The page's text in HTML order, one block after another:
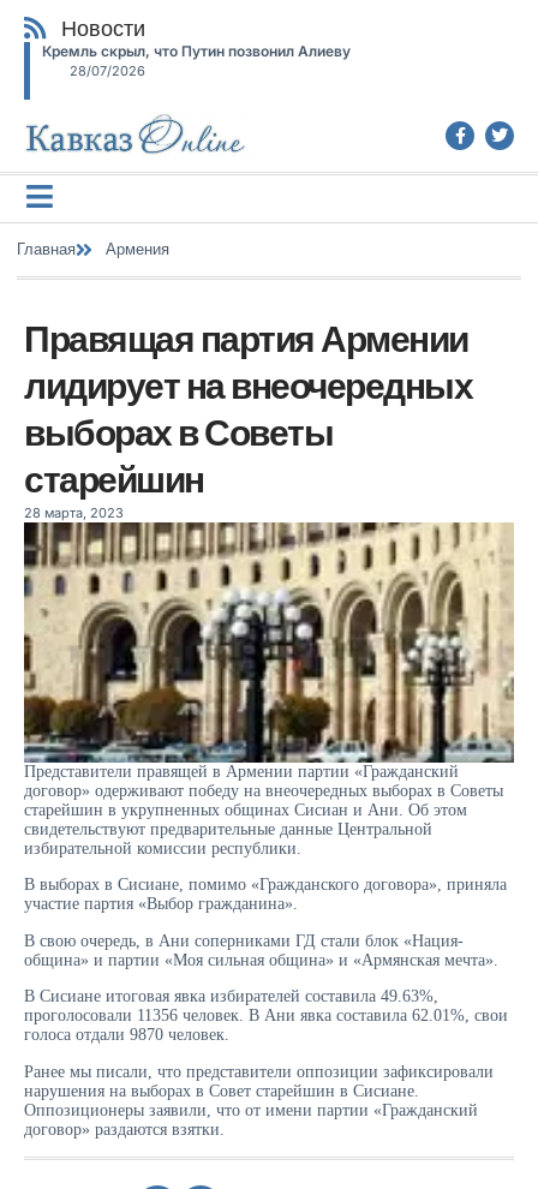
Новости
Кремль скрыл, что Путин позвонил Алиеву
28/07/2026
Главная Армения
Правящая партия Армении
лидирует на внеочередных
выборах в Советы
старейшин
28 марта, 2023
Представители правящей в Армении партии «Гражданский
договор» одерживают победу на внеочередных выборах в Советы
старейшин в укрупненных общинах Сисиан и Ани. Об этом
свидетельствуют предварительные данные Центральной
избирательной комиссии республики.
В выборах в Сисиане, помимо «Гражданского договора», приняла
участие партия «Выбор гражданина».
В свою очередь, в Ани соперниками ГД стали блок «Нация-
община» и партии «Моя сильная община» и «Армянская мечта».
В Сисиане итоговая явка избирателей составила 49.63%,
проголосовали 11356 человек. В Ани явка составила 62.01%, свои
голоса отдали 9870 человек.
Ранее мы писали, что представители оппозиции зафиксировали
нарушения на выборах в Совет старейшин в Сисиане.
Оппозиционеры заявили, что от имени партии «Гражданский
договор» раздаются взятки.